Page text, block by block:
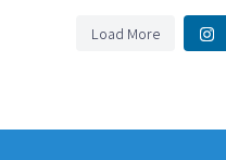
Load More